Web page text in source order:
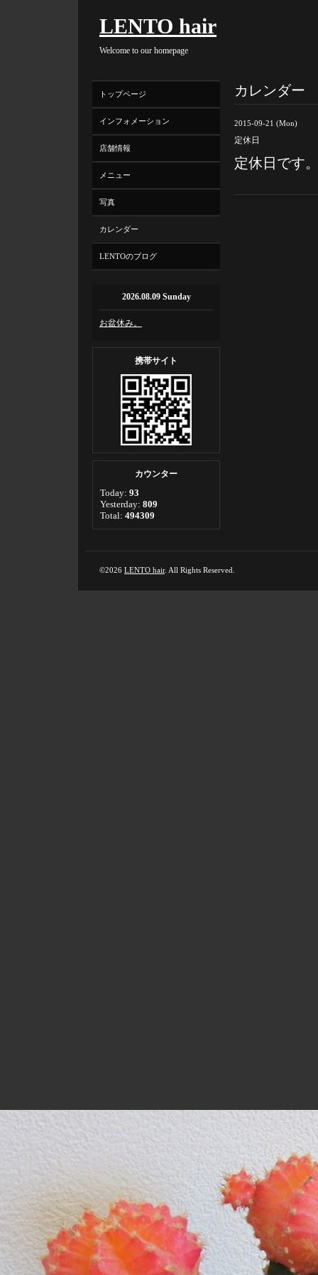
LENTO hair
Welcome to our homepage
カレンダー
2015-09-21 (Mon)
定休日
定休日です
トップページ
インフォメーション
店舗情報
メニュー
写真
カレンダー
LENTOのブログ
2026.08.09 Sunday
お盆休み。
携帯サイト
カウンター
Today: 93
Yesterday: 809
Total: 494309
©2026 LENTO hair. All Rights Reserved.